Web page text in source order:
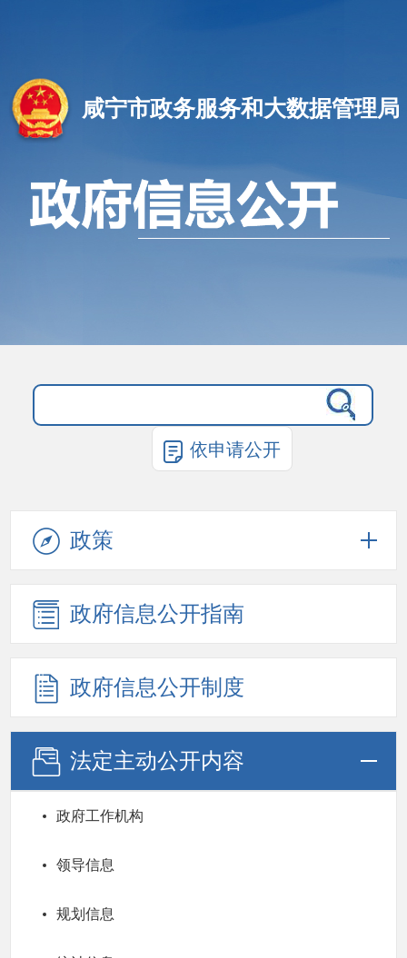
咸宁市政务服务和大数据管理局
依申请公开
政策
政府信息公开指南
政府信息公开制度
法定主动公开内容
政府工作机构
领导信息
规划信息